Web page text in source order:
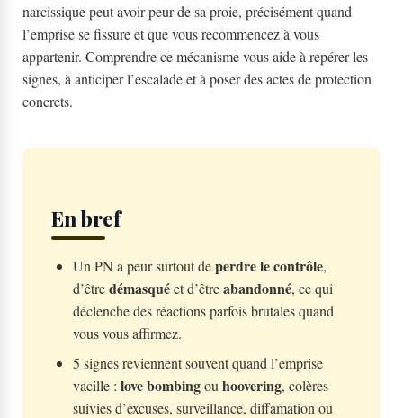
narcissique peut avoir peur de sa proie, précisément quand
l’emprise se fissure et que vous recommencez à vous
appartenir. Comprendre ce mécanisme vous aide à repérer les
signes, à anticiper l’escalade et à poser des actes de protection
concrets.
En bref
Un PN a peur surtout deperdre le contrôle,
d’êtredémasquéet d’êtreabandonné, ce qui
déclenche des réactions parfois brutales quand
vous vous affirmez.
5 signes reviennent souvent quand l’emprise
vacille : love bombingou hoovering, colères
suivies d’excuses, surveillance, diffamation ou